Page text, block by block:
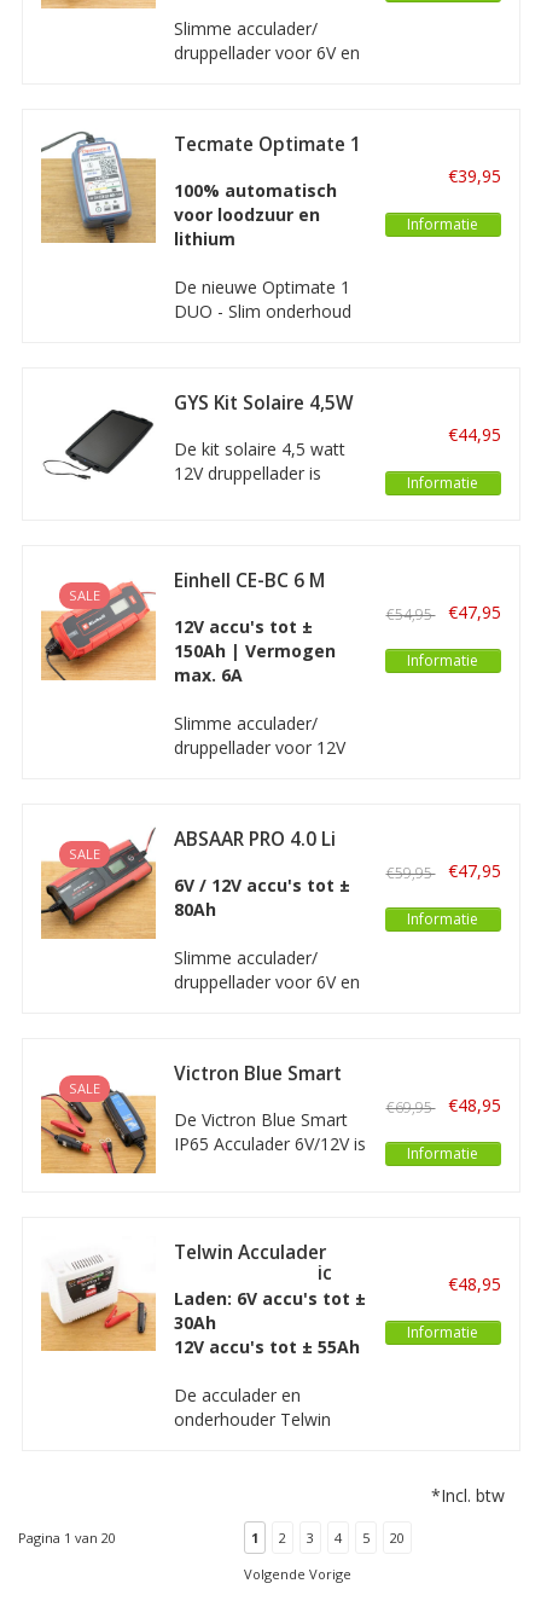
Restart, 100%
automatisch, 3
laadetappes.
Slimme acculader/
druppellader voor 6V en
volledig automatisch
maximaal 1A.
Tecmate Optimate 1
100% automatisch
voor loodzuur en
lithium
De nieuwe Optimate 1
DUO - Slim onderhoud
V-loodzuuraccu’s en
staps laadprogramma.
€39,95
Informatie
GYS Kit Solaire 4,5W
De kit solaire 4,5 watt
12V druppellader is
12V accu’s te
compenseren. Dit is
echt alleen bedoeld voor
het onderhouden van
een 12V accu als deze
€44,95
Informatie
SALE
Einhell CE-BC 6 M
Druppellader
12V accu's tot ±
150Ah | Vermogen
max. 6A
Slimme acculader/
druppellader voor 12V
caravans en meer. Een
acculader met een
vermogen van maximaal
€54,95 €47,95
Informatie
SALE
ABSAAR PRO 4.0 Li
6V / 12V accu's tot ±
80Ah
Slimme acculader/
druppellader voor 6V en
Deze Absaar acculader
met een vermogen van
maximaal 4A.
€59,95 €47,95
Informatie
SALE
Victron Blue Smart
6V/12V
De Victron Blue Smart
IP65 Acculader 6V/12V is
behuizing. De lader is
aan te sluiten met
accuklemmen, eyelets
of via de
sigarettenaansteker
€69,95 €48,95
Informatie
Telwin Acculader
Touring 11 Tronic
Laden: 6V accu's tot ±
30Ah
12V accu's tot ± 55Ah
De acculader en
onderhouder Telwin
tot een capaciteit van
55Ah. Onderhouden tot
€48,95
Informatie
*Incl. btw
Pagina 1 van 20 1 2 3 4 5
20
Volgende Vorige